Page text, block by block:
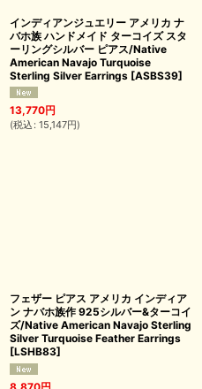
インディアンジュエリー アメリカ ナ
バホ族 ハンドメイド ターコイズ スタ
ーリングシルバー ピアス/Native
American Navajo Turquoise
Sterling Silver Earrings [ASBS39]
13,770円
(税込 : 15,147円)
フェザー ピアス アメリカ インディア
ン ナバホ族作 925シルバー&ターコイ
ズ/Native American Navajo Sterling
Silver Turquoise Feather Earrings
[LSHB83]